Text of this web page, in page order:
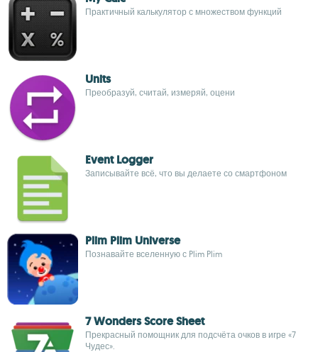
Практичный калькулятор с множеством функций
Units
Преобразуй, считай, измеряй, оцени
Event Logger
Записывайте всё, что вы делаете со смартфоном
Plim Plim Universe
Познавайте вселенную с Plim Plim
7 Wonders Score Sheet
Прекрасный помощник для подсчёта очков в игре «7
Чудес».